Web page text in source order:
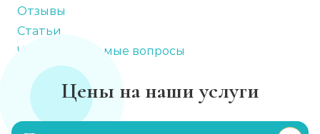
Отзывы
Статьи
Часто задаваемые вопросы
Цены на наши услуги